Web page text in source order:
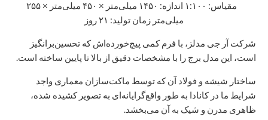
مقیاس: ۱:۱۰۰ اندازه: ۱۴۵۰ میلی‌متر × ۴۵۰ میلی‌متر × ۲۵۵
میلی‌متر زمان تولید: ۲۱ روز
شرکت آر جی مدلز، با فرم کمی پیچ‌خورده‌اش که تحسین‌برانگیز
است، این مدل برج را با مشخصات دقیق از بالا تا پایین ساخته است.
ساختار شیشه و فولاد آن که توسط ماکت‌سازان معماری واجد
شرایط ما در کانادا به طور واقع‌گرایانه‌ای به تصویر کشیده شده،
ظاهری مدرن و شیک به آن می‌بخشد.